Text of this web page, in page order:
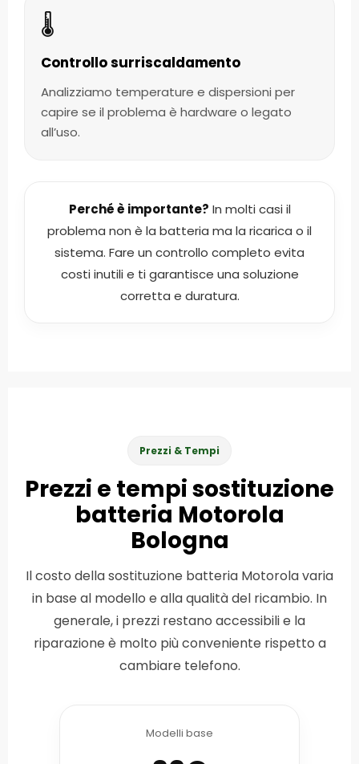
🌡️
Controllo surriscaldamento
Analizziamo temperature e dispersioni per
capire se il problema è hardware o legato
all’uso.
Perché è importante? In molti casi il
problema non è la batteria ma la ricarica o il
sistema. Fare un controllo completo evita
costi inutili e ti garantisce una soluzione
corretta e duratura.
Prezzi & Tempi
Prezzi e tempi sostituzione
batteria Motorola
Bologna
Il costo della sostituzione batteria Motorola varia
in base al modello e alla qualità del ricambio. In
generale, i prezzi restano accessibili e la
riparazione è molto più conveniente rispetto a
cambiare telefono.
Modelli base